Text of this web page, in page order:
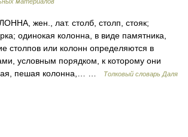
жен., лат. столб, столп, стояк;
одинокая колонна, в виде памятника,
столпов или колонн определяются в
условным порядком, к которому они
пешая колонна,… …
Толковый словарь Даля